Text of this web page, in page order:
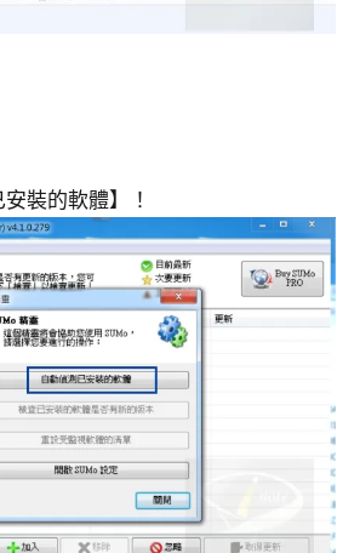
裝的軟體】！